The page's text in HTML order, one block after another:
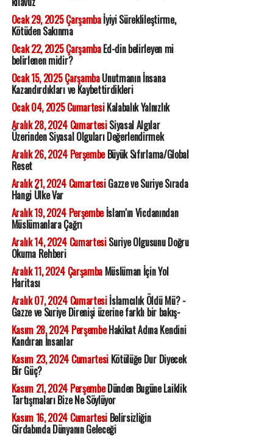
Ocak 29, 2025 Çarşambaİyiyi Süreklileştirme,
Kötüden Sakınma
Ocak 22, 2025 ÇarşambaEd-din belirleyen mi
belirlenen midir?
Ocak 15, 2025 ÇarşambaUnutmanın İnsana
Kazandırdıkları ve Kaybettirdikleri
Ocak 04, 2025 CumartesiKalabalık Yalnızlık
Aralık 28, 2024 CumartesiSiyasal Algılar
Üzerinden Siyasal Olguları Değerlendirmek
Aralık 26, 2024 PerşembeBüyük Sıfırlama/Global
Reset
Aralık 21, 2024 CumartesiGazze ve Suriye Sırada
Hangi Ülke Var
Aralık 19, 2024 Perşembeİslam'ın Vicdanından
Müslümanlara Çağrı
Aralık 14, 2024 CumartesiSuriye Olgusunu Doğru
Okuma Rehberi
Aralık 11, 2024 ÇarşambaMüslüman İçin Yol
Haritası
Aralık 07, 2024 Cumartesiİslamcılık Öldü Mü? -
Gazze ve Suriye Direnişi üzerine farklı bir bakış-
Kasım 28, 2024 PerşembeHakikat Adına Kendini
Kandıran İnsanlar
Kasım 23, 2024 CumartesiKötülüğe Dur Diyecek
Bir Güç?
Kasım 21, 2024 PerşembeDünden Bugüne Laiklik
Tartışmaları Bize Ne Söylüyor
Kasım 16, 2024 CumartesiBelirsizliğin
Girdabında Dünyanın Geleceği